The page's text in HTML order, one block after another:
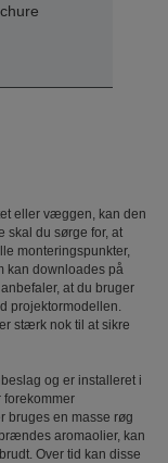
eller væggen, kan den
skal du sørge for, at
monteringspunkter,
kan downloades på
at du bruger
projektormodellen.
stærk nok til at sikre
og er installeret i
forekommer
bruges en masse røg
aromaolier, kan
Over tid kan disse